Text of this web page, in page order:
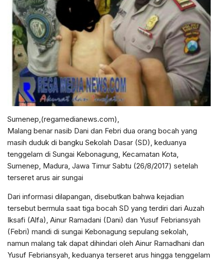
Sumenep,(regamedianews.com),
Malang benar nasib Dani dan Febri dua orang bocah yang
masih duduk di bangku Sekolah Dasar (SD), keduanya
tenggelam di Sungai Kebonagung, Kecamatan Kota,
Sumenep, Madura, Jawa Timur Sabtu (26/8/2017) setelah
terseret arus air sungai
Dari informasi dilapangan, disebutkan bahwa kejadian
tersebut bermula saat tiga bocah SD yang terdiri dari Auzah
Iksafi (Alfa), Ainur Ramadani (Dani) dan Yusuf Febriansyah
(Febri) mandi di sungai Kebonagung sepulang sekolah,
namun malang tak dapat dihindari oleh Ainur Ramadhani dan
Yusuf Febriansyah, keduanya terseret arus hingga tenggelam